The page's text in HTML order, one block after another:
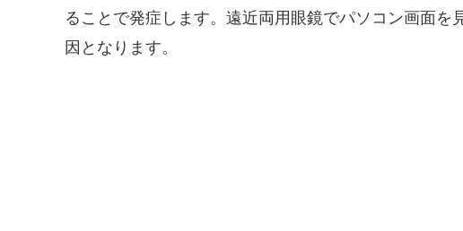
ハ
ることで発症します。遠近両用眼鏡でパソコン画面を
因となります。